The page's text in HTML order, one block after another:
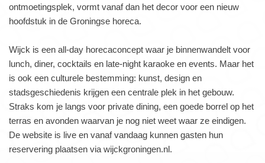
ontmoetingsplek, vormt vanaf dan het decor voor een nieuw
hoofdstuk in de Groningse horeca.
Wijck is een all-day horecaconcept waar je binnenwandelt voor
lunch, diner, cocktails en late-night karaoke en events. Maar het
is ook een culturele bestemming: kunst, design en
stadsgeschiedenis krijgen een centrale plek in het gebouw.
Straks kom je langs voor private dining, een goede borrel op het
terras en avonden waarvan je nog niet weet waar ze eindigen.
De website is live en vanaf vandaag kunnen gasten hun
reservering plaatsen via wijckgroningen.nl.